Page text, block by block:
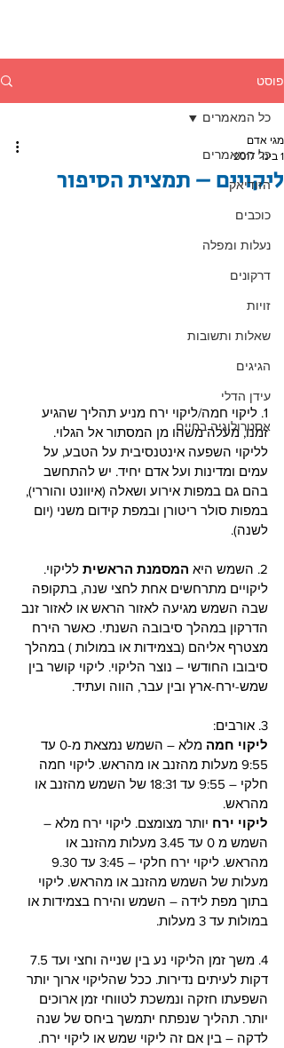
פוסט
כל המאמרים
הזודיאק
כוכבים
נעלות ומפלה
דרקונים
זויות
שאלות ותשובות
הגיגים
עידן הדלי
אסטרולוגיה בחיים
כל המאמרים
ליקויים – תמצית הסיפור
מגי אדם
1 בינו׳ 2017
1. ליקוי חמה/ליקוי ירח מניע תהליך שהגיע
זמנו, מעלה משהו מן המסתור אל הגלוי.
לליקוי השפעה אינטנסיבית על הטבע, על
עמים ומדינות ועל אדם יחיד. יש להתחשב
בהם גם במפות אירוע ושאלה (איוונט והוררי),
במפות סולר ריטורן ובמפת קידום משני (יום
לשנה).
2. השמש היא המסמנת הראשית לליקוי.
ליקויים מתרחשים אחת לחצי שנה, בתקופה
שבה השמש מגיעה לאזור הראש או לאזור זנב
הדרקון במהלך סיבובה השנתי. כאשר הירח
מצטרף אליהם (בצמידות או במולות ) במהלך
סיבובו החודשי – נוצר הליקוי. ליקוי קושר בין
שמש-ירח-ארץ ובין עבר, הווה ועתיד.
3. אורבים:
ליקוי חמה
מלא – השמש נמצאת מ-0 עד
9:55 מעלות מהזנב או מהראש. ליקוי חמה
חלקי – 9:55 עד 18:31 של השמש מהזנב או
מהראש.
ליקוי ירח יותר מצומצם. ליקוי ירח מלא –
השמש מ 0 עד 3.45 מעלות מהזנב או
מעלות של השמש מהזנב או מהראש. ליקוי
בתוך מפת לידה – השמש והירח בצמידות או
במולות עד 3 מעלות.
דקות לעיתים נדירות. ככל שהליקוי ארוך יותר
השפעתו חזקה ונמשכת לטווחי זמן ארוכים
יותר. תהליך שנפתח יתמשך ביחס של שנה
לדקה – בין אם זה ליקוי שמש או ליקוי ירח.